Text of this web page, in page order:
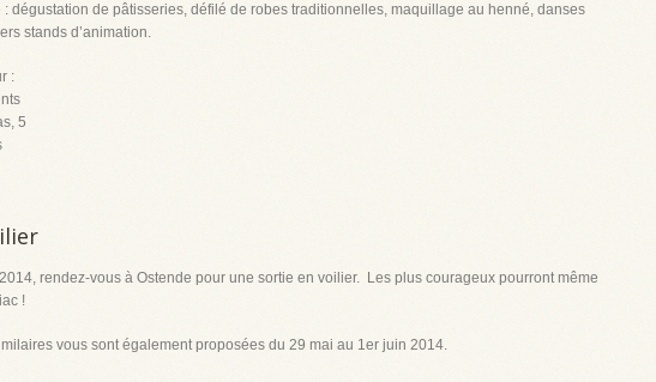
: dégustation de pâtisseries, défilé de robes traditionnelles, maquillage au henné, danses
stands d’animation.
:
5
rendez-vous à Ostende pour une sortie en voilier. Les plus courageux pourront même
!
vous sont également proposées du 29 mai au 1er juin 2014.